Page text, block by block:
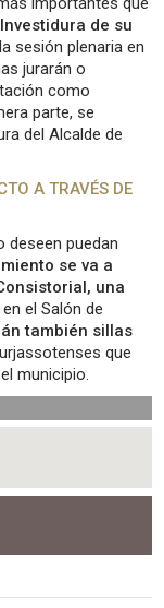
de su
sesión plenaria en
jurarán o
como
parte, se
del Alcalde de
A TRAVÉS DE
deseen puedan
se va a
una
el Salón de
también sillas
que
municipio.